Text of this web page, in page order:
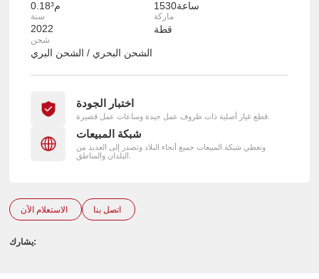
0.18م³ 1530ساعة
سنة
2022
ماركة
قطة
شحن
الشحن البحري / الشحن البري
اختبار الجودة
شبكة المبيعات
وتغطي شبكة المبيعات جميع أنحاء البلاد وتصدر إلى العديد من
الاستعلام الآن اتصل بنا
يشارك: